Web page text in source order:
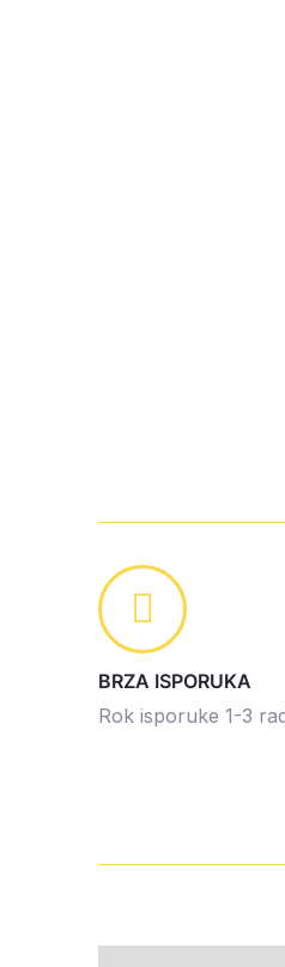
BRZA ISPORUKA
Rok isporuke 1-3